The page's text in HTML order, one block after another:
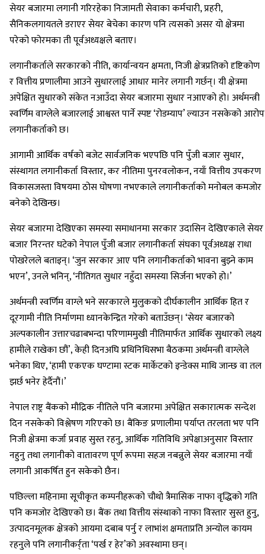
सेयर बजारमा लगानी गरिरहेका निजामती सेवाका कर्मचारी, प्रहरी,
सैनिकलगायतले डराएर सेयर बेचेका कारण पनि त्यसको असर यो क्षेत्रमा
परेको फोरमका ती पूर्वअध्यक्षले बताए।
लगानीकर्ताले सरकारको नीति, कार्यान्वयन क्षमता, निजी क्षेत्रप्रतिको दृष्टिकोण
र वित्तीय प्रणालीमा आउने सुधारलाई आधार मानेर लगानी गर्छन्। यी क्षेत्रमा
अपेक्षित सुधारको संकेत नआउँदा सेयर बजारमा सुधार नआएको हो। अर्थमन्त्री
स्वर्णिम वाग्लेले बजारलाई आश्वस्त पार्ने स्पष्ट ‘रोडम्याप’ ल्याउन नसकेको आरोप
लगानीकर्ताको छ।
आगामी आर्थिक वर्षको बजेट सार्वजनिक भएपछि पनि पुँजी बजार सुधार,
संस्थागत लगानीकर्ता विस्तार, कर नीतिमा पुनरवलोकन, नयाँ वित्तीय उपकरण
विकासजस्ता विषयमा ठोस घोषणा नभएकाले लगानीकर्ताको मनोबल कमजोर
बनेको देखिन्छ।
सेयर बजारमा देखिएका समस्या समाधानमा सरकार उदासिन देखिएकाले सेयर
बजार निरन्तर घटेको नेपाल पुँजी बजार लगानीकर्ता संघका पूर्वअध्यक्ष राधा
पोखरेलले बताइन्। ‘जुन सरकार आए पनि लगानीकर्ताको भावना बुझ्ने काम
भएन’, उनले भनिन्, ‘नीतिगत सुधार नहुँदा समस्या सिर्जना भएको हो।’
अर्थमन्त्री स्वर्णिम वाग्ले भने सरकारले मुलुकको दीर्घकालीन आर्थिक हित र
दूरगामी नीति निर्माणमा ध्यानकेन्द्रित गरेको बताउँछन्। ‘सेयर बजारको
अल्पकालीन उत्तारचढाबभन्दा परिणाममुखी नीतिमार्फत आर्थिक सुधारको लक्ष्य
हामीले राखेका छौं’, केही दिनअघि प्रधिनिधिसभा बैठकमा अर्थमन्त्री वाग्लेले
भनेका थिए, ‘हामी एकएक घण्टामा स्टक मार्केटको इन्डेक्स माथि जान्छ वा तल
झर्छ भनेर हेर्दैनौं।’
नेपाल राष्ट्र बैंकको मौद्रिक नीतिले पनि बजारमा अपेक्षित सकारात्मक सन्देश
दिन नसकेको विश्लेषण गरिएको छ। बैंकिङ प्रणालीमा पर्याप्त तरलता भए पनि
निजी क्षेत्रमा कर्जा प्रवाह सुस्त रहनु, आर्थिक गतिविधि अपेक्षाअनुसार विस्तार
नहुनु तथा लगानीको वातावरण पूर्ण रूपमा सहज नबन्नुले सेयर बजारमा नयाँ
लगानी आकर्षित हुन सकेको छैन।
पछिल्ला महिनामा सूचीकृत कम्पनीहरूको चौथो त्रैमासिक नाफा वृद्धिको गति
पनि कमजोर देखिएको छ। बैंक तथा वित्तीय संस्थाको नाफा विस्तार सुस्त हुनु,
उत्पादनमूलक क्षेत्रको आयमा दबाब पर्नु र लाभांश क्षमताप्रति अन्योल कायम
रहनुले पनि लगानीकर्र्ता ‘पर्ख र हेर’को अवस्थामा छन्।